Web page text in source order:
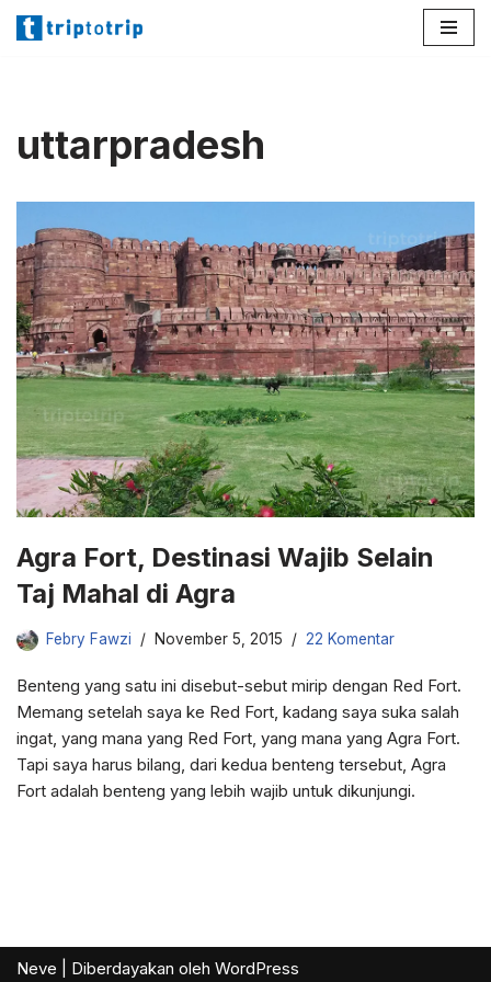
uttarpradesh
Agra Fort, Destinasi Wajib Selain
Taj Mahal di Agra
Febry Fawzi November 5, 2015 22 Komentar
Benteng yang satu ini disebut-sebut mirip dengan Red Fort.
Memang setelah saya ke Red Fort, kadang saya suka salah
ingat, yang mana yang Red Fort, yang mana yang Agra Fort.
Tapi saya harus bilang, dari kedua benteng tersebut, Agra
Fort adalah benteng yang lebih wajib untuk dikunjungi.
Neve | Diberdayakan oleh WordPress